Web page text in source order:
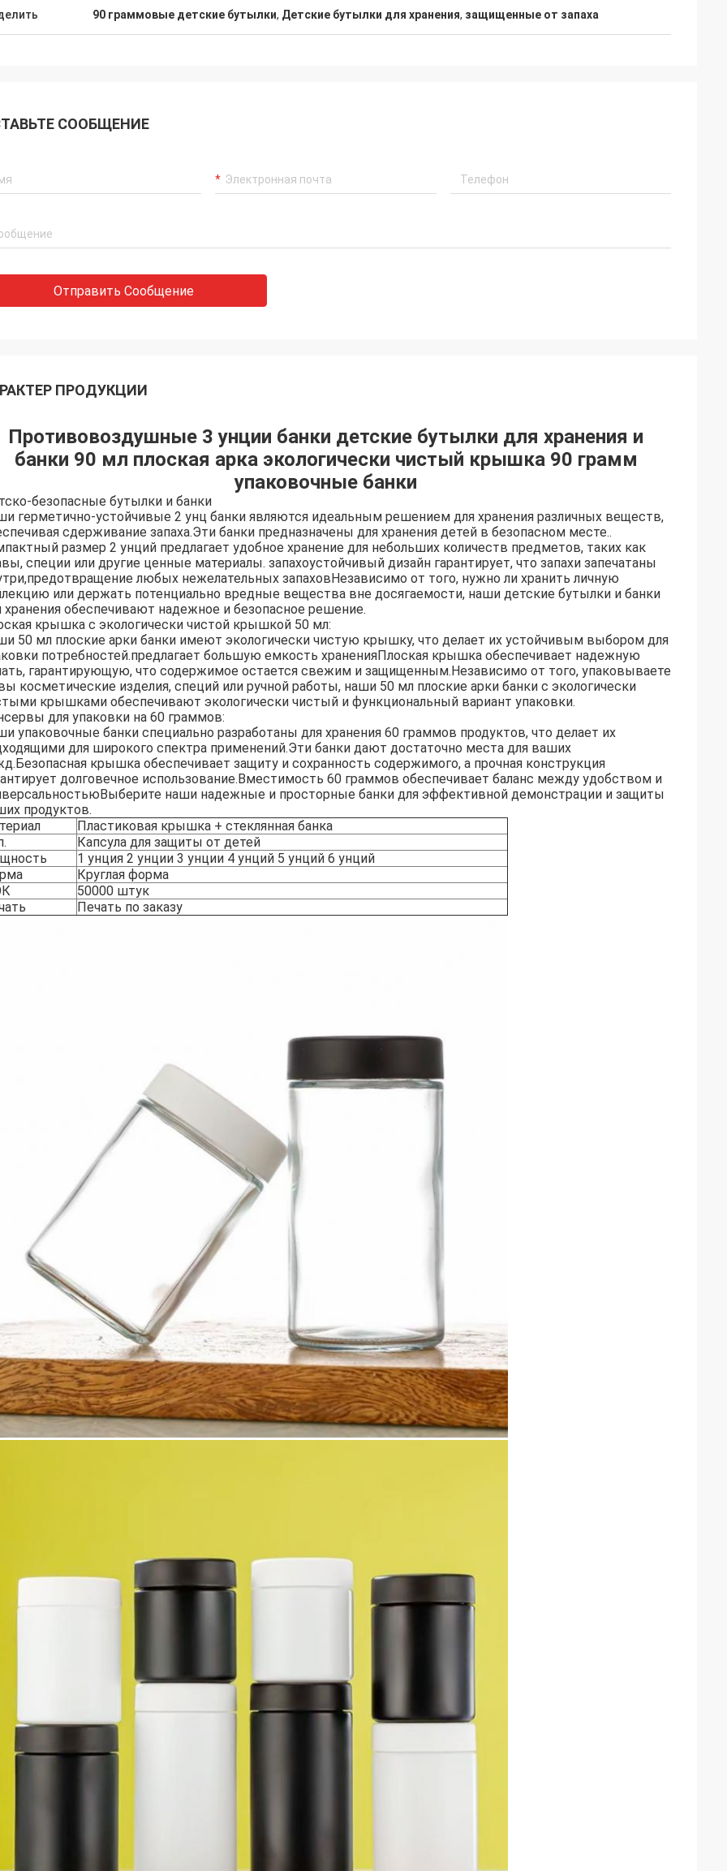
90 граммовые детские бутылки, Детские бутылки для хранения, защищенные от запаха
СООБЩЕНИЕ
Отправить Сообщение
ПРОДУКЦИИ
Противовоздушные 3 унции банки детские бутылки для хранения и
банки 90 мл плоская арка экологически чистый крышка 90 грамм
упаковочные банки
безопасные бутылки и банки
герметично-устойчивые 2 унц банки являются идеальным решением для хранения различных веществ,
сдерживание запаха.Эти банки предназначены для хранения детей в безопасном месте..
размер 2 унций предлагает удобное хранение для небольших количеств предметов, таких как
специи или другие ценные материалы. запахоустойчивый дизайн гарантирует, что запахи запечатаны
любых нежелательных запаховНезависимо от того, нужно ли хранить личную
или держать потенциально вредные вещества вне досягаемости, наши детские бутылки и банки
хранения обеспечивают надежное и безопасное решение.
крышка с экологически чистой крышкой 50 мл:
50 мл плоские арки банки имеют экологически чистую крышку, что делает их устойчивым выбором для
потребностей.предлагает большую емкость храненияПлоская крышка обеспечивает надежную
гарантирующую, что содержимое остается свежим и защищенным.Независимо от того, упаковываете
косметические изделия, специй или ручной работы, наши 50 мл плоские арки банки с экологически
крышками обеспечивают экологически чистый и функциональный вариант упаковки.
для упаковки на 60 граммов:
упаковочные банки специально разработаны для хранения 60 граммов продуктов, что делает их
для широкого спектра применений.Эти банки дают достаточно места для ваших
крышка обеспечивает защиту и сохранность содержимого, а прочная конструкция
долговечное использование.Вместимость 60 граммов обеспечивает баланс между удобством и
наши надежные и просторные банки для эффективной демонстрации и защиты
продуктов.
Пластиковая крышка + стеклянная банка
Капсула для защиты от детей
1 унция 2 унции 3 унции 4 унций 5 унций 6 унций
Круглая форма
50000 штук
Печать по заказу